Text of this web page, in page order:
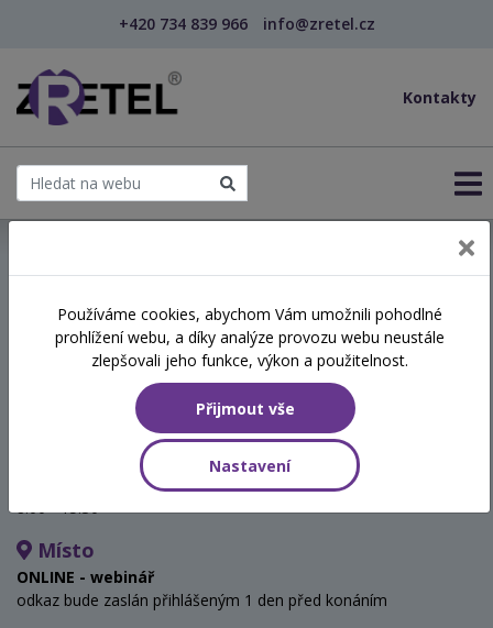
+420 734 839 966 info@zretel.cz
Kontakty
šablony
Tvořivá hra v MŠ a její
začlenění do ŠVP (webinář)
8:00 - 15:30
Místo
ONLINE - webinář
odkaz bude zaslán přihlášeným 1 den před konáním
Používáme cookies, abychom Vám umožnili pohodlné
prohlížení webu, a díky analýze provozu webu neustále
zlepšovali jeho funkce, výkon a použitelnost.
Přijmout vše
Nastavení